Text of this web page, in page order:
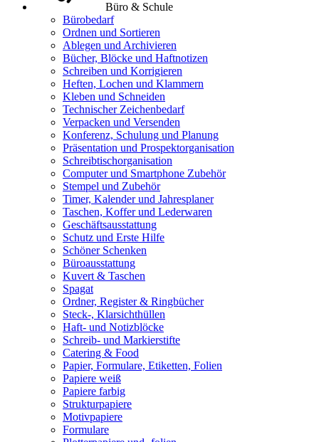
Büro & Schule
Bürobedarf
Ordnen und Sortieren
Ablegen und Archivieren
Bücher, Blöcke und Haftnotizen
Schreiben und Korrigieren
Heften, Lochen und Klammern
Kleben und Schneiden
Technischer Zeichenbedarf
Verpacken und Versenden
Konferenz, Schulung und Planung
Präsentation und Prospektorganisation
Schreibtischorganisation
Computer und Smartphone Zubehör
Stempel und Zubehör
Timer, Kalender und Jahresplaner
Taschen, Koffer und Lederwaren
Geschäftsausstattung
Schutz und Erste Hilfe
Schöner Schenken
Büroausstattung
Kuvert & Taschen
Spagat
Ordner, Register & Ringbücher
Steck-, Klarsichthüllen
Haft- und Notizblöcke
Schreib- und Markierstifte
Catering & Food
Papier, Formulare, Etiketten, Folien
Papiere weiß
Papiere farbig
Strukturpapiere
Motivpapiere
Formulare